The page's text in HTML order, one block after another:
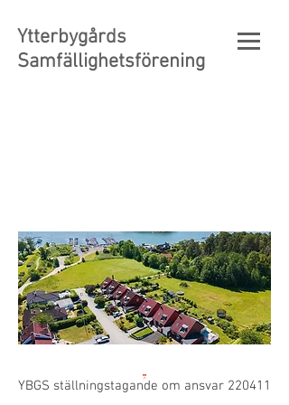
Ytterbygårds
Samfällighetsförening
YBGS ställningstagande om ansvar 220411